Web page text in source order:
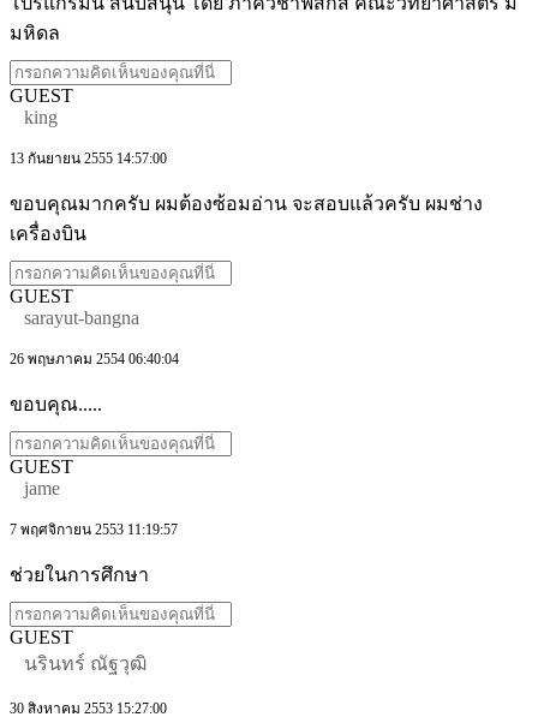
มหิดล
GUEST
king
13 กันยายน 2555 14:57:00
ขอบคุณมากครับ ผมต้องซ้อมอ่าน จะสอบแล้วครับ ผมช่าง
เครื่องบิน
GUEST
sarayut-bangna
26 พฤษภาคม 2554 06:40:04
ขอบคุณ.....
GUEST
jame
7 พฤศจิกายน 2553 11:19:57
ช่วยในการศึกษา
GUEST
นรินทร์ ณัฐวุฒิ
30 สิงหาคม 2553 15:27:00